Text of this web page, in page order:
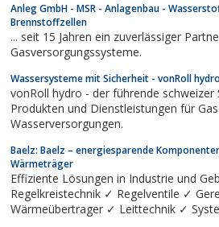
Anleg GmbH - MSR - Anlagenbau -
Brennstoffzellen
... seit 15 Jahren ein zuverlässiger
Gasversorgungssysteme.
Wassersysteme mit Sicherheit - vonRoll hydro
vonRoll hydro - der führende schweizer
Produkten und Dienstleistungen für
Wasserversorgungen.
Baelz: Baelz – energiesparende
Wärmeträger
Effiziente Lösungen in Industrie und
Regelkreistechnik ✓ Regelventile ✓
Wärmeübertrager ✓ Leittechnik ✓